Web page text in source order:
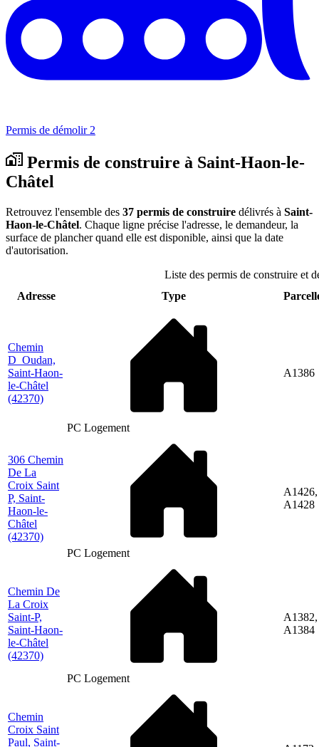
Permis de démolir 2
Permis de construire à Saint-Haon-le-
Châtel
Retrouvez l'ensemble des 37 permis de construire délivrés à Saint-
Haon-le-Châtel. Chaque ligne précise l'adresse, le demandeur, la
surface de plancher quand elle est disponible, ainsi que la date
d'autorisation.
Liste des permis de construire et
Adresse
Type
Chemin
D_Oudan,
Saint-Haon-
le-Châtel
(42370)
PC Logement
A1386
306 Chemin
De La
Croix Saint
P, Saint-
Haon-le-
Châtel
(42370)
PC Logement
A1426,
A1428
Chemin De
La Croix
Saint-P,
Saint-Haon-
le-Châtel
(42370)
PC Logement
A1382,
A1384
Chemin
Croix Saint
Paul, Saint-